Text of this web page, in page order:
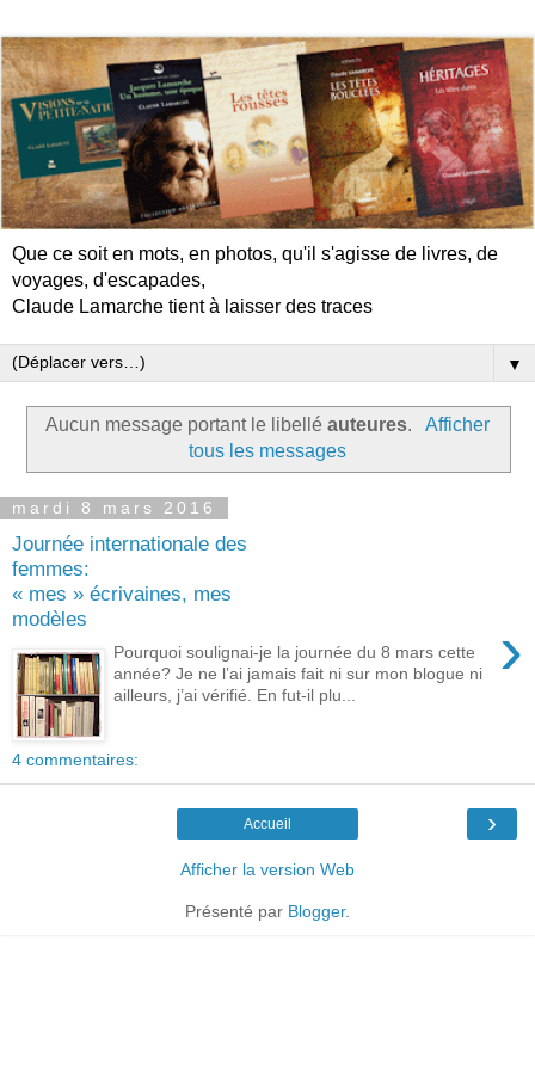
Que ce soit en mots, en photos, qu'il s'agisse de livres, de
voyages, d'escapades,
Claude Lamarche tient à laisser des traces
▼
Aucun message portant le libelléauteures.
Afficher
tous les messages
mardi 8 mars 2016
Journée internationale des
femmes:
« mes » écrivaines, mes
modèles
›
Pourquoi soulignai-je la journée du 8 mars cette
année? Je ne l’ai jamais fait ni sur mon blogue ni
ailleurs, j’ai vérifié. En fut-il plu...
4 commentaires:
›
Accueil
Afficher la version Web
Présenté par Blogger.